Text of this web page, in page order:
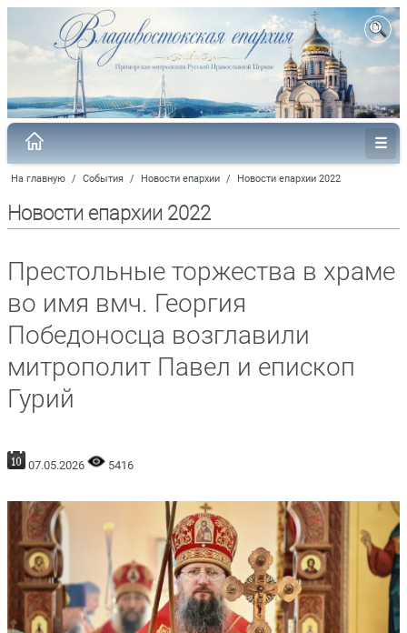
На главную / События / Новости епархии / Новости епархии 2022
Новости епархии 2022
Престольные торжества в храме
во имя вмч. Георгия
Победоносца возглавили
митрополит Павел и епископ
Гурий
07.05.2026 5416